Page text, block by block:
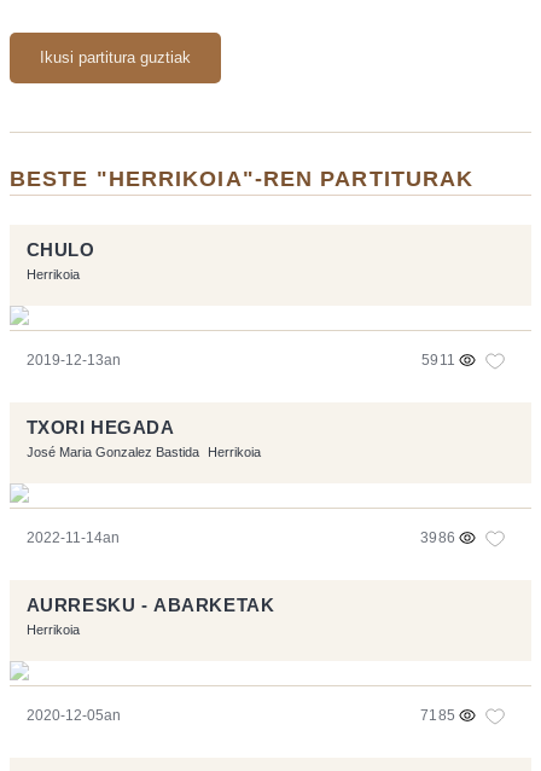
Ikusi partitura guztiak
BESTE "HERRIKOIA"-REN PARTITURAK
CHULO
Herrikoia
2019-12-13an 5911
TXORI HEGADA
José Maria Gonzalez Bastida Herrikoia
2022-11-14an 3986
AURRESKU - ABARKETAK
Herrikoia
2020-12-05an 7185